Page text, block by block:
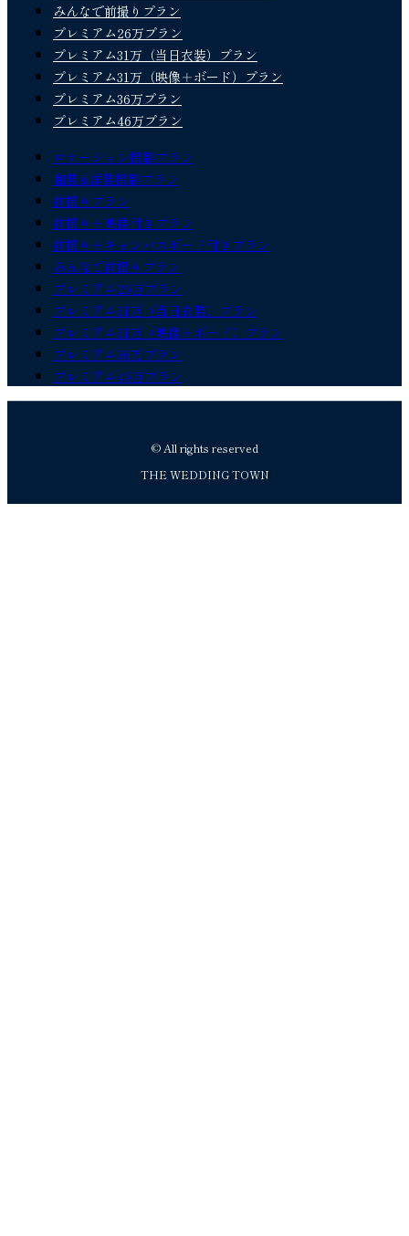
みんなで前撮りプラン
プレミアム26万プラン
プレミアム31万（当日衣装）プラン
プレミアム31万（映像＋ボード）プラン
プレミアム36万プラン
プレミアム46万プラン
ロケーション撮影プラン
和装&洋装撮影プラン
前撮りプラン
前撮り＋映像付きプラン
前撮り＋キャンバスボード付きプラン
みんなで前撮りプラン
プレミアム26万プラン
プレミアム31万（当日衣装）プラン
プレミアム31万（映像＋ボード）プラン
プレミアム36万プラン
プレミアム46万プラン
© All rights reserved
THE WEDDING TOWN